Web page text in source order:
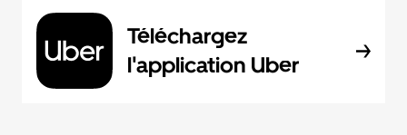
Téléchargez
l'application Uber